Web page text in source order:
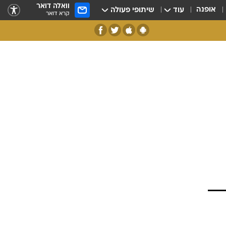
אופנה עוד שיתופי פעולה וואלה דואר
קרא דואר